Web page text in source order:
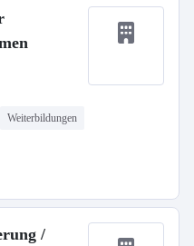
Weiterbildungen
/